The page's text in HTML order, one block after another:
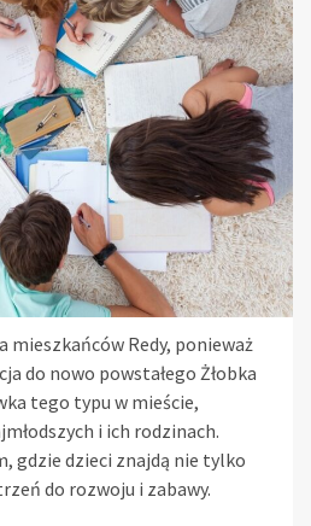
mieszkańców Redy, ponieważ
do nowo powstałego Żłobka
tego typu w mieście,
i ich rodzinach.
gdzie dzieci znajdą nie tylko
do rozwoju i zabawy.